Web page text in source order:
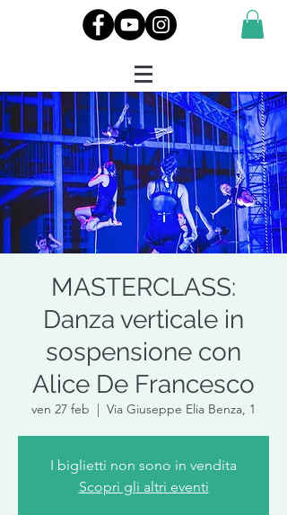
MASTERCLASS:
Danza verticale in
sospensione con
Alice De Francesco
ven 27 feb
  |
Via Giuseppe Elia Benza, 1
I biglietti non sono in vendita
Scopri gli altri eventi